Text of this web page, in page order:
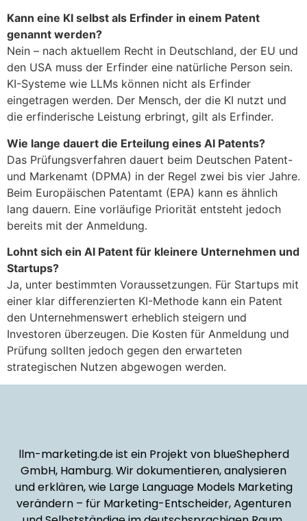
Kann eine KI selbst als Erfinder in einem Patent
genannt werden?
Nein – nach aktuellem Recht in Deutschland, der EU und
den USA muss der Erfinder eine natürliche Person sein.
KI-Systeme wie LLMs können nicht als Erfinder
eingetragen werden. Der Mensch, der die KI nutzt und
die erfinderische Leistung erbringt, gilt als Erfinder.
Wie lange dauert die Erteilung eines AI Patents?
Das Prüfungsverfahren dauert beim Deutschen Patent-
und Markenamt (DPMA) in der Regel zwei bis vier Jahre.
Beim Europäischen Patentamt (EPA) kann es ähnlich
lang dauern. Eine vorläufige Priorität entsteht jedoch
bereits mit der Anmeldung.
Lohnt sich ein AI Patent für kleinere Unternehmen und
Startups?
Ja, unter bestimmten Voraussetzungen. Für Startups mit
einer klar differenzierten KI-Methode kann ein Patent
den Unternehmenswert erheblich steigern und
Investoren überzeugen. Die Kosten für Anmeldung und
Prüfung sollten jedoch gegen den erwarteten
strategischen Nutzen abgewogen werden.
llm-marketing.de ist ein Projekt von blueShepherd
GmbH, Hamburg. Wir dokumentieren, analysieren
und erklären, wie Large Language Models Marketing
verändern – für Marketing-Entscheider, Agenturen